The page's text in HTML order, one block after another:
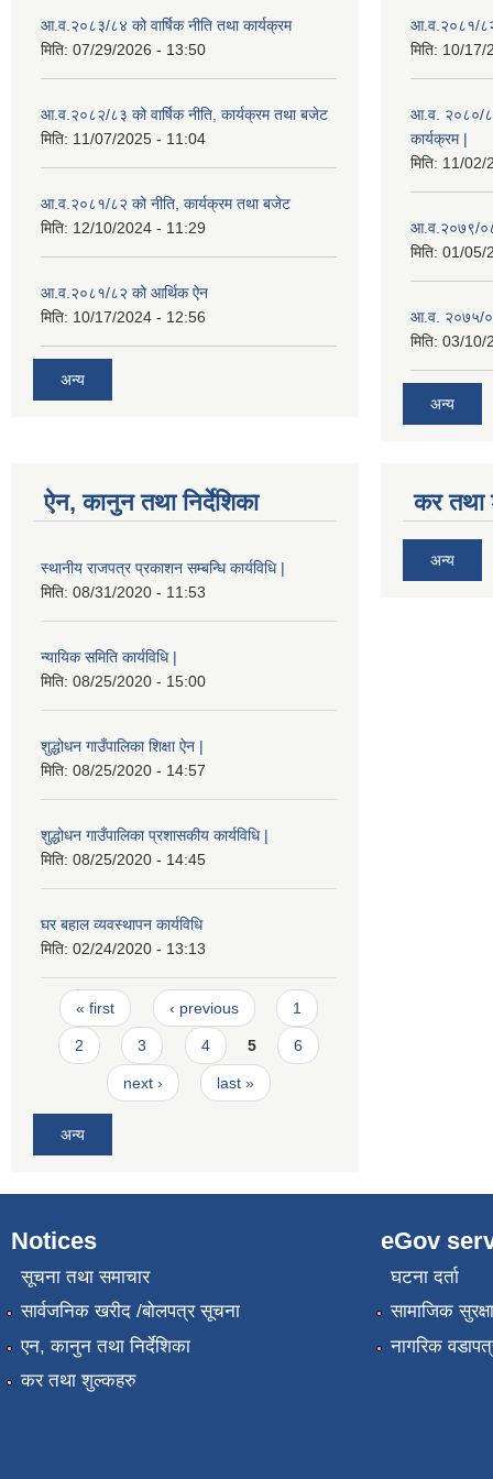
आ.व.२०८३/८४ को वार्षिक नीति तथा कार्यक्रम
मिति: 07/29/2026 - 13:50
आ.व.२०८२/८३ को वार्षिक नीति, कार्यक्रम तथा बजेट
मिति: 11/07/2025 - 11:04
आ.व.२०८१/८२ को नीति, कार्यक्रम तथा बजेट
मिति: 12/10/2024 - 11:29
आ.व.२०८१/८२ को आर्थिक ऐन
मिति: 10/17/2024 - 12:56
अन्य
आ.व.२०८१/८२
मिति: 10/17/
आ.व. २०८०/
कार्यक्रम |
मिति: 11/02/
आ.व.२०७९/
मिति: 01/05/
आ.व. २०७५/
मिति: 03/10/
अन्य
ऐन, कानुन तथा निर्देशिका
स्थानीय राजपत्र प्रकाशन सम्बन्धि कार्यविधि |
मिति: 08/31/2020 - 11:53
न्यायिक समिति कार्यविधि |
मिति: 08/25/2020 - 15:00
शुद्धोधन गाउँपालिका शिक्षा ऐन |
मिति: 08/25/2020 - 14:57
शुद्धोधन गाउँपालिका प्रशासकीय कार्यविधि |
मिति: 08/25/2020 - 14:45
घर बहाल व्यवस्थापन कार्यविधि
मिति: 02/24/2020 - 13:13
Pages
« first ‹ previous 1
2 3 4 5 6
next › last »
अन्य
कर
अन्य
Notices
सूचना तथा समाचार
सार्वजनिक खरीद /बोलपत्र सूचना
एन, कानुन तथा निर्देशिका
कर तथा शुल्कहरु
eGov
घटना दर्ता
सामाजिक सुरक्षा
नागरिक